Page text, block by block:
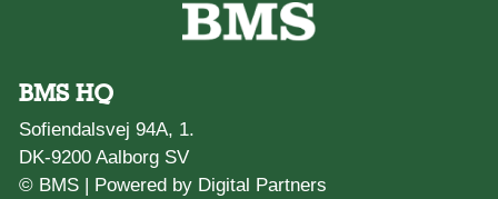
BMS HQ
Sofiendalsvej 94A, 1.
DK-9200 Aalborg SV
© BMS | Powered by Digital Partners